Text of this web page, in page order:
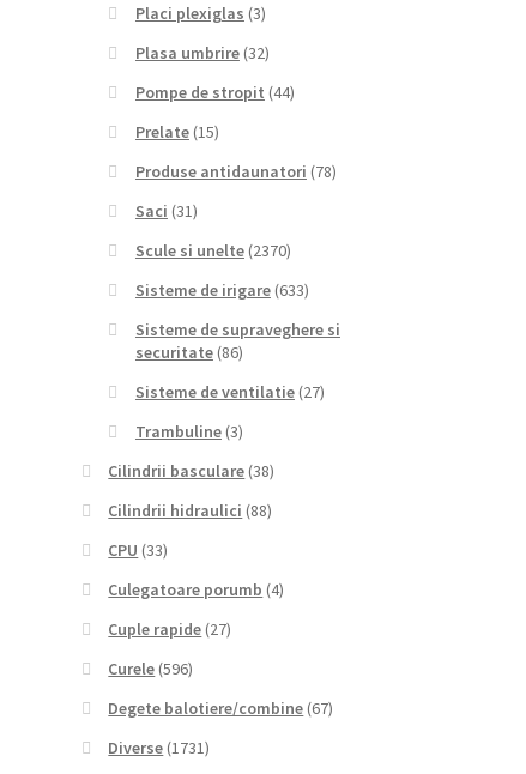
Placi plexiglas (3)
Plasa umbrire (32)
Pompe de stropit (44)
Prelate (15)
Produse antidaunatori (78)
Saci (31)
Scule si unelte (2370)
Sisteme de irigare (633)
Sisteme de supraveghere si
securitate (86)
Sisteme de ventilatie (27)
Trambuline (3)
Cilindrii basculare (38)
Cilindrii hidraulici (88)
CPU (33)
Culegatoare porumb (4)
Cuple rapide (27)
Curele (596)
Degete balotiere/combine (67)
Diverse (1731)